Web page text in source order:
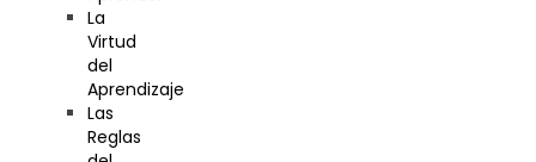
La
Virtud
del
Aprendizaje
Las
Reglas